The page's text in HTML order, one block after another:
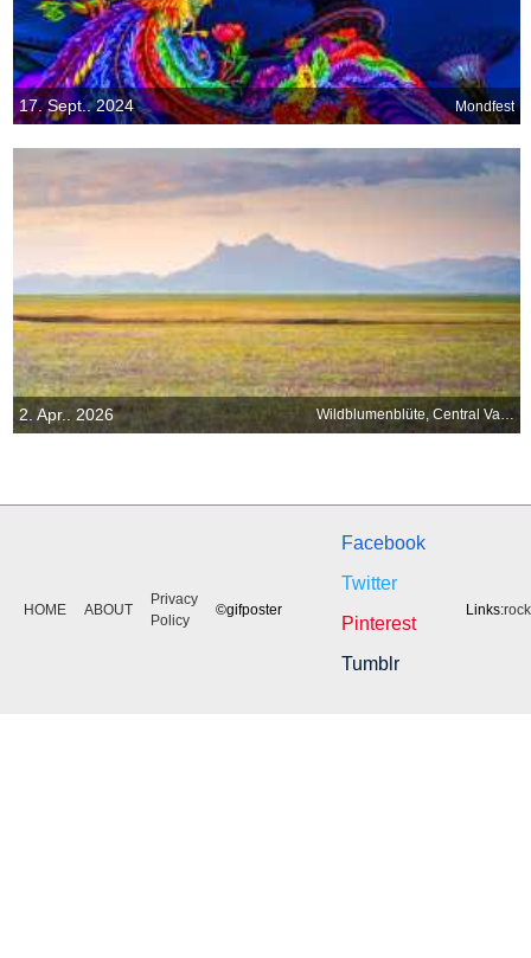
17. Sept.. 2024 Mondfest
2. Apr.. 2026 Wildblumenblüte, Central Valley, Kalifornien, USA
HOME ABOUT
Privacy
Policy
©gifposter
Facebook
Twitter
Pinterest
Tumblr
Links: